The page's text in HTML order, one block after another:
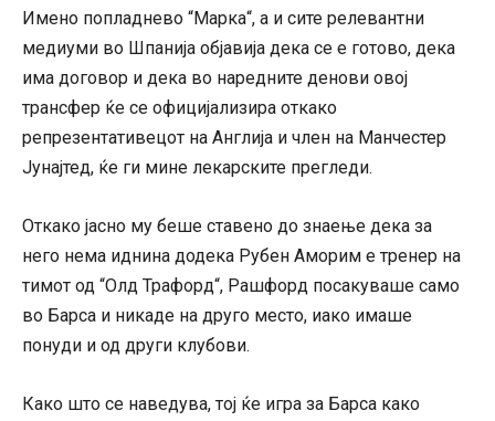
Имено попладнево “Марка“, а и сите релевантни
медиуми во Шпанија објавија дека се е готово, дека
има договор и дека во наредните денови овој
трансфер ќе се официјализира откако
репрезентативецот на Англија и член на Манчестер
Јунајтед, ќе ги мине лекарските прегледи.
Откако јасно му беше ставено до знаење дека за
него нема иднина додека Рубен Аморим е тренер на
тимот од “Олд Трафорд“, Рашфорд посакуваше само
во Барса и никаде на друго место, иако имаше
понуди и од други клубови.
Како што се наведува, тој ќе игра за Барса како